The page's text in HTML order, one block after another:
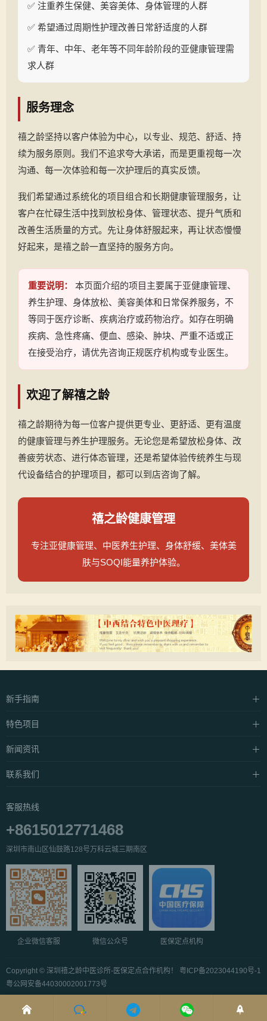
✅ 注重养生保健、美容美体、身体管理的人群
✅ 希望通过周期性护理改善日常舒适度的人群
✅ 青年、中年、老年等不同年龄阶段的亚健康管理需
求人群
服务理念
禧之龄坚持以客户体验为中心，以专业、规范、舒适、持
续为服务原则。我们不追求夸大承诺，而是更重视每一次
沟通、每一次体验和每一次护理后的真实反馈。
我们希望通过系统化的项目组合和长期健康管理服务，让
客户在忙碌生活中找到放松身体、管理状态、提升气质和
改善生活质量的方式。先让身体舒服起来，再让状态慢慢
好起来，是禧之龄一直坚持的服务方向。
重要说明：
本页面介绍的项目主要属于亚健康管理、
养生护理、身体放松、美容美体和日常保养服务，不
等同于医疗诊断、疾病治疗或药物治疗。如存在明确
疾病、急性疼痛、便血、感染、肿块、严重不适或正
在接受治疗，请优先咨询正规医疗机构或专业医生。
欢迎了解禧之龄
禧之龄期待为每一位客户提供更专业、更舒适、更有温度
的健康管理与养生护理服务。无论您是希望放松身体、改
善疲劳状态、进行体态管理，还是希望体验传统养生与现
代设备结合的护理项目，都可以到店咨询了解。
禧之龄健康管理
专注亚健康管理、中医养生护理、身体舒缓、美体美
肤与SOQI能量养护体验。
新手指南
硬件设施
特色项目
中泰·抓龙筋
新闻资讯
养生资讯
公益活动
联系我们
人才招聘
客服热线
+8615012771468
深圳市南山区仙鼓路128号万科云城三期南区
企业微信客服 微信公众号 医保定点机构
Copyright © 深圳禧之龄中医诊所-医保定点合作机构！
粤ICP备2023044190号-1
粤公网安备44030002001773号